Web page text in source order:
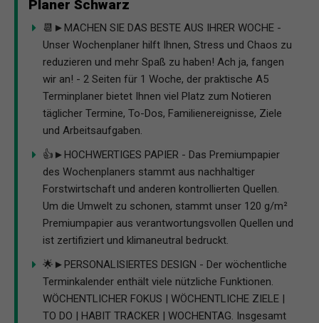
Planer Schwarz
📆►MACHEN SIE DAS BESTE AUS IHRER WOCHE -
Unser Wochenplaner hilft Ihnen, Stress und Chaos zu
reduzieren und mehr Spaß zu haben! Ach ja, fangen
wir an! - 2 Seiten für 1 Woche, der praktische A5
Terminplaner bietet Ihnen viel Platz zum Notieren
täglicher Termine, To-Dos, Familienereignisse, Ziele
und Arbeitsaufgaben.
👍►HOCHWERTIGES PAPIER - Das Premiumpapier
des Wochenplaners stammt aus nachhaltiger
Forstwirtschaft und anderen kontrollierten Quellen.
Um die Umwelt zu schonen, stammt unser 120 g/m²
Premiumpapier aus verantwortungsvollen Quellen und
ist zertifiziert und klimaneutral bedruckt.
🌟►PERSONALISIERTES DESIGN - Der wöchentliche
Terminkalender enthält viele nützliche Funktionen.
WÖCHENTLICHER FOKUS | WÖCHENTLICHE ZIELE |
TO DO | HABIT TRACKER | WOCHENTAG. Insgesamt